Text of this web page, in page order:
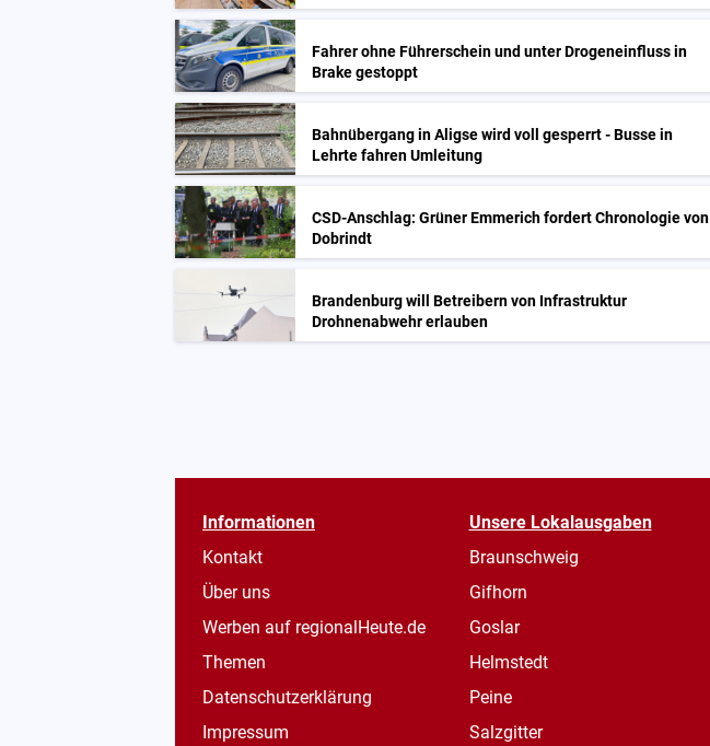
Fahrer ohne Führerschein und unter Drogeneinfluss in
Brake gestoppt
Bahnübergang in Aligse wird voll gesperrt - Busse in
Lehrte fahren Umleitung
CSD-Anschlag: Grüner Emmerich fordert Chronologie von
Dobrindt
Brandenburg will Betreibern von Infrastruktur
Drohnenabwehr erlauben
Informationen
Kontakt
Über uns
Werben auf regionalHeute.de
Themen
Datenschutzerklärung
Impressum
Unsere Lokalausgaben
Braunschweig
Gifhorn
Goslar
Helmstedt
Peine
Salzgitter